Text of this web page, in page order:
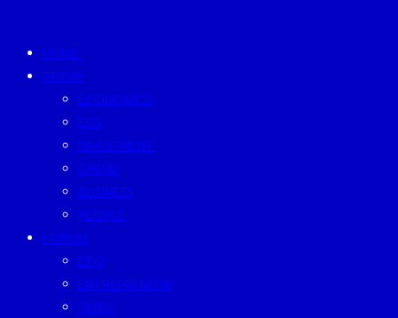
HOME
TODAY
ECONOMICS
ESG
INVESTMENT
TREND
BUSINESS
PEOPLE
FORUM
CEO
ENTREPRENEUR
GURU